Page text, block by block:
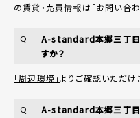
の賃貸・売買情報は「お問い合わ
Q
A-standard本郷三丁目
すか？
「周辺環境」よりご確認いただけ
Q A-standard本郷三丁目